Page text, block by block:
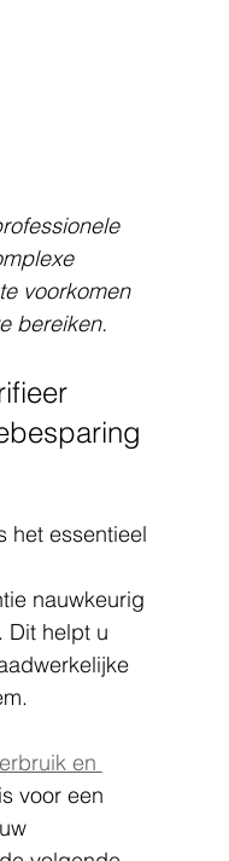
voorkomen
bereiken.
het essentieel
nauwkeurig
Dit helpt u
en
voor een